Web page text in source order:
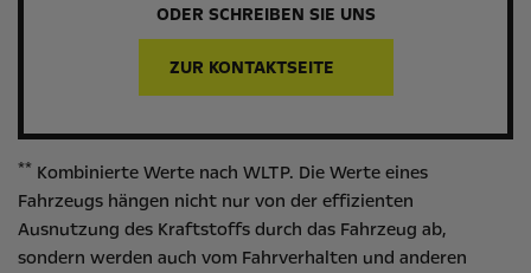
ODER SCHREIBEN SIE UNS
ZUR KONTAKTSEITE
** Kombinierte Werte nach WLTP. Die Werte eines
Fahrzeugs hängen nicht nur von der effizienten
Ausnutzung des Kraftstoffs durch das Fahrzeug ab,
sondern werden auch vom Fahrverhalten und anderen